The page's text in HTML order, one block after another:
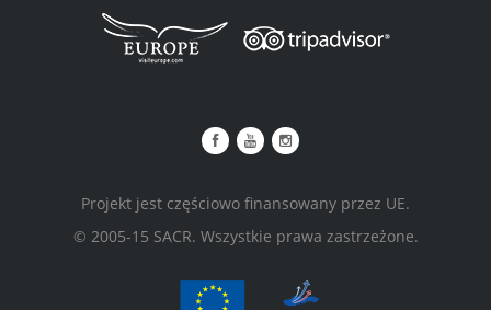
Projekt jest częściowo finansowany przez UE.
© 2005-15 SACR. Wszystkie prawa zastrzeżone.